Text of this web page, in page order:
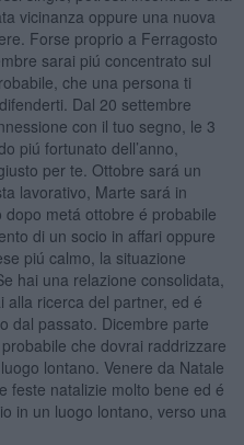
vicinanza oppure una nuova
Forse proprio a Ferragosto
sarai piú concentrato sul
che una persona ti
Dal 20 settembre
con il tuo segno, le 3
piú fortunato dell’anno,
per te. Ottobre sará un
lavorativo, Marte sará in
metá ottobre é probabile
di un socio in affari oppure
piú calmo, la situazione
hai una relazione consolidata,
alla ricerca del partner, ed é
dal passato. Dicembre parte
che dovrai raddrizzare
lontano. Venere da Natale
feste natalizie molto bene ed é
in un luogo lontano, verso una